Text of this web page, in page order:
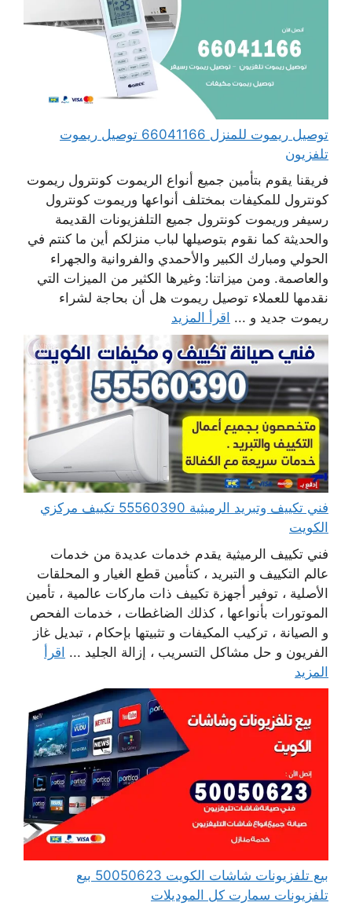
توصيل ريموت للمنزل 66041166 توصيل ريموت
تلفزيون
فريقنا يقوم بتأمين جميع أنواع الريموت كونترول ريموت
كونترول للمكيفات بمختلف أنواعها وريموت كونترول
رسيفر وريموت كونترول جميع التلفزيونات القديمة
والحديثة كما نقوم بتوصيلها لباب منزلكم أين ما كنتم في
الحولي ومبارك الكبير والأحمدي والفروانية والجهراء
والعاصمة. ومن ميزاتنا: وغيرها الكثير من الميزات التي
نقدمها للعملاء توصيل ريموت هل أن بحاجة لشراء
ريموت جديد و ... اقرأ المزيد
فني تكييف وتبريد الرميثية 55560390 تكييف مركزي
الكويت
فني تكييف الرميثية يقدم خدمات عديدة من خدمات
عالم التكييف و التبريد ، كتأمين قطع الغيار و المحلقات
الأصلية ، توفير أجهزة تكييف ذات ماركات عالمية ، تأمين
الموتورات بأنواعها ، كذلك الضاغطات ، خدمات الفحص
و الصيانة ، تركيب المكيفات و تثبيتها بإحكام ، تبديل غاز
الفريون و حل مشاكل التسريب ، إزالة الجليد ... اقرأ
المزيد
بيع تلفزيونات شاشات الكويت 50050623 بيع
تلفزيونات سمارت كل الموديلات